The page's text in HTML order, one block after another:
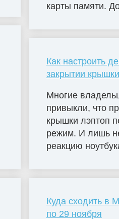
карты памяти.
Как настроить
закрытии крышки
Многие
привыкли, что
крышки лэптоп
режим. И лишь
реакцию
Куда сходить в
по 29 ноября